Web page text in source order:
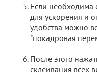
Если необходима
для ускорения и
удобства можно
"покадровая
После этого
склеивания всех